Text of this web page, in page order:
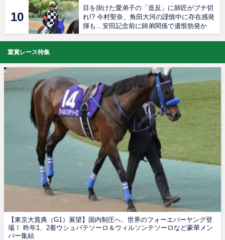
目を掛けた愛弟子の「造反」に師匠がブチ切
れ!? 今村聖奈、角田大河の謹慎中に存在感発
揮も…安田記念前に師弟関係で遺恨勃発か
重賞レース特集
【東京大賞典（G1）展望】国内制圧へ、世界のフォーエバーヤング登
場！ 昨年1、2着ウシュバテソーロ＆ウィルソンテソーロなど豪華メン
バー集結